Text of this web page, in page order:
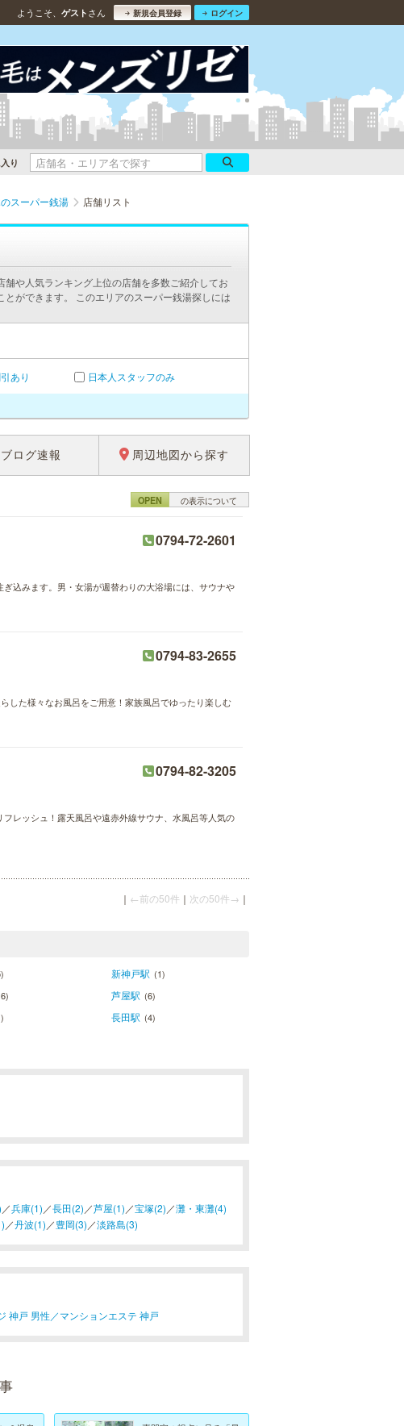
ようこそ、 ゲスト さん 新規会員登録 ログイン
り
スーパー銭湯 店舗リスト
や人気ランキング上位の店舗を多数ご紹介してお
ができます。 このエリアのスーパー銭湯探しには
あり 日本人スタッフのみ
ブログ速報 周辺地図から探す
OPEN の表示について
0794-72-2601
込みます。男・女湯が週替わりの大浴場には、サウナや
0794-83-2655
した様々なお風呂をご用意！家族風呂でゆったり楽しむ
0794-82-3205
レッシュ！露天風呂や遠赤外線サウナ、水風呂等人気の
｜ ←前の50件 ｜ 次の50件→ ｜
新神戸駅 (1)
芦屋駅 (6)
長田駅 (4)
／兵庫(1) ／長田(2) ／芦屋(1) ／宝塚(2) ／灘・東灘(4)
／丹波(1) ／豊岡(3) ／淡路島(3)
神戸 男性／マンションエステ 神戸